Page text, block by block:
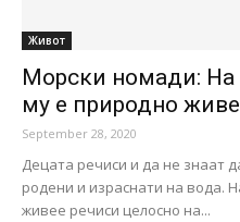
Живот
Морски номади: На
му е природно
September 28, 2020
Децата речиси и да не знаат
родени и израснати на вода.
живее речиси целосно на...